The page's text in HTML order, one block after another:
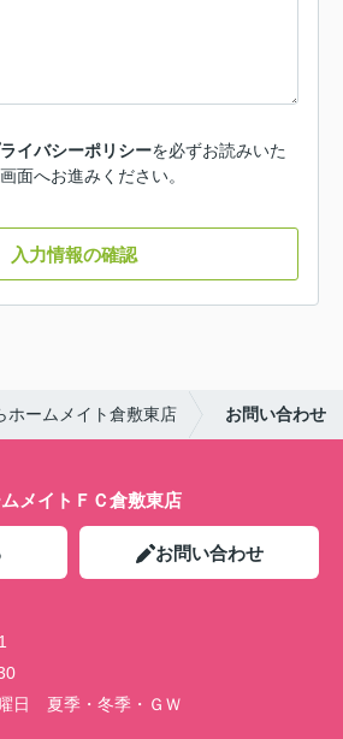
イバシーポリシーを必ずお読みいた
面へお進みください。
入力情報の確認
ホームメイト倉敷東店 お問い合わせ
メイトＦＣ倉敷東店
お問い合わせ
日 夏季・冬季・ＧＷ